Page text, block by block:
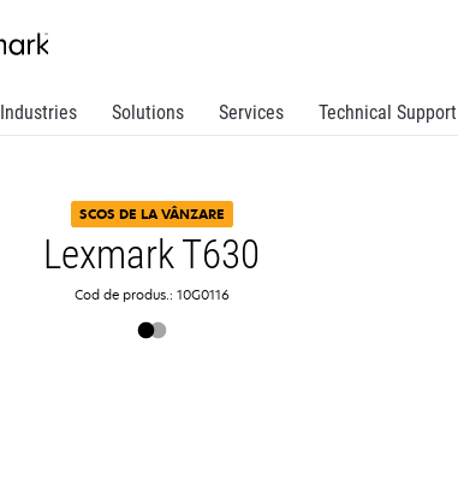
Industries Solutions Services Technical Support
SCOS DE LA VÂNZARE
Lexmark T630
Cod de produs.: 10G0116